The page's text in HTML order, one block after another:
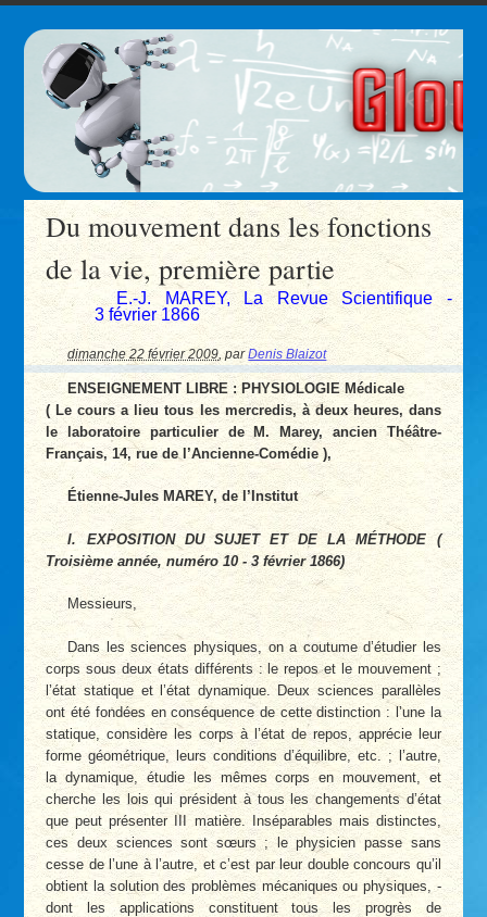
Du mouvement dans les fonctions
de la vie, première partie
E.-J. MAREY, La Revue Scientifique -
3 février 1866
dimanche 22 février 2009 ,parDenis Blaizot
ENSEIGNEMENT LIBRE : PHYSIOLOGIE Médicale
( Le cours a lieu tous les mercredis, à deux heures, dans
le laboratoire particulier de M. Marey, ancien Théâtre-
Français, 14, rue de l’Ancienne-Comédie ),
Étienne-Jules MAREY, de l’Institut
I. EXPOSITION DU SUJET ET DE LA MÉTHODE (
Troisième année, numéro 10 - 3 février 1866)
Messieurs,
Dans les sciences physiques, on a coutume d’étudier les
corps sous deux états différents : le repos et le mouvement ;
l’état statique et l’état dynamique. Deux sciences parallèles
ont été fondées en conséquence de cette distinction : l’une la
statique, considère les corps à l’état de repos, apprécie leur
forme géométrique, leurs conditions d’équilibre, etc. ; l’autre,
la dynamique, étudie les mêmes corps en mouvement, et
cherche les lois qui président à tous les changements d’état
que peut présenter III matière. Inséparables mais distinctes,
ces deux sciences sont sœurs ; le physicien passe sans
cesse de l’une à l’autre, et c’est par leur double concours qu’il
obtient la solution des problèmes mécaniques ou physiques, -
dont les applications constituent tous les progrès de